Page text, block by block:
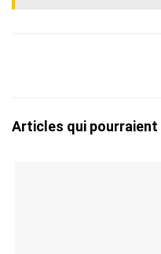
Articles qui